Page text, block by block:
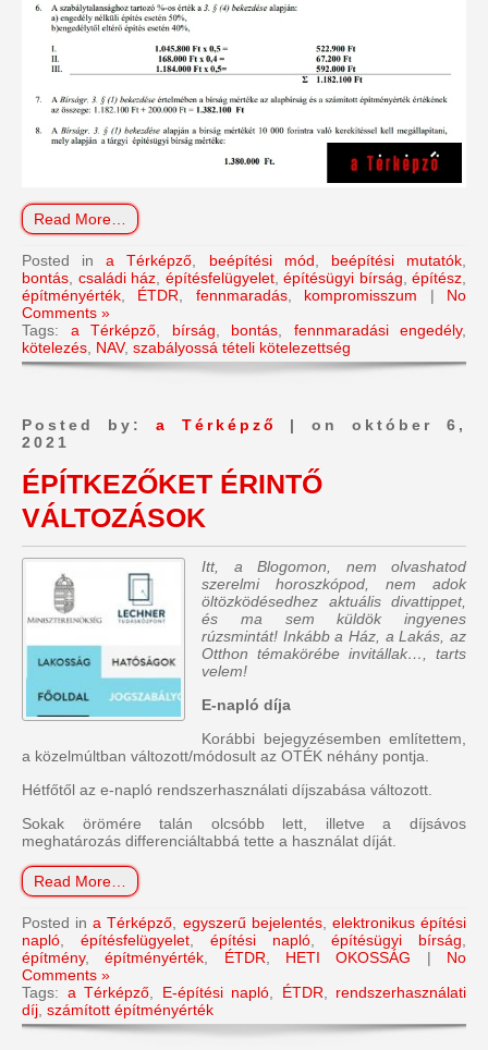
Read More…
Posted ina Térképző beépítési mód beépítési mutatók
bontás családi ház építésfelügyelet, építésügyi bírság építész
építményérték
ÉTDR fennmaradás, kompromisszum | No
Comments »
Tags: a Térképző bírság bontás fennmaradási engedély,
kötelezés NAV, szabályossá tételi kötelezettség
Posted by: a Térképző
| on október 6,
2021
ÉPÍTKEZŐKET ÉRINTŐ
VÁLTOZÁSOK
Itt, a Blogomon, nem olvashatod
szerelmi horoszkópod, nem adok
öltözködésedhez aktuális divattippet,
és ma sem küldök ingyenes
rúzsmintát! Inkább a Ház, a Lakás, az
Otthon témakörébe invitállak…, tarts
velem!
E-napló díja
Korábbi bejegyzésemben említettem,
a közelmúltban változott/módosult az OTÉK néhány pontja.
Hétfőtől az e-napló rendszerhasználati díjszabása változott.
Sokak örömére talán olcsóbb lett, illetve a díjsávos
meghatározás differenciáltabbá tette a használat díját.
Read More…
Posted ina Térképző egyszerű bejelentés, elektronikus építési
napló
építésfelügyelet építési napló építésügyi bírság
építmény,építményérték ÉTDR HETI OKOSSÁG | No
Comments »
Tags: a Térképző E-építési napló ÉTDR
rendszerhasználati
díj számított építményérték